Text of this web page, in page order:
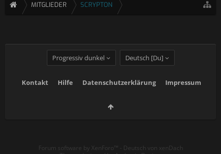
MITGLIEDER SCRYPTON
Progressiv dunkel Deutsch [Du]
Kontakt Hilfe Datenschutzerklärung Impressum
Forum software by XenForo™ - Deutsch von xenDach